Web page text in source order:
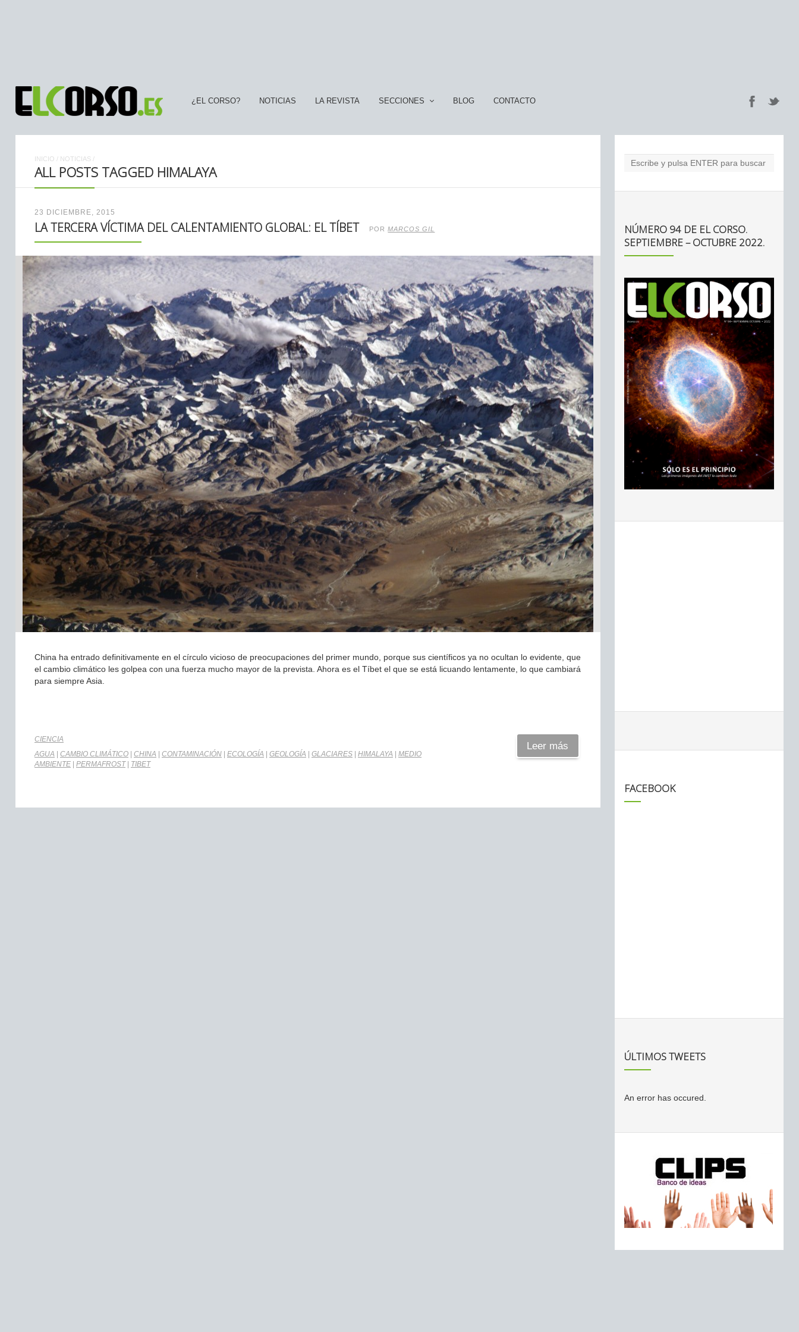
¿EL CORSO? NOTICIAS LA REVISTA SECCIONES BLOG CONTACTO
INICIO / NOTICIAS /
ALL POSTS TAGGED HIMALAYA
23 DICIEMBRE, 2015
LA TERCERA VÍCTIMA DEL CALENTAMIENTO GLOBAL: EL TÍBET PORMARCOS GIL
China ha entrado definitivamente en el círculo vicioso de preocupaciones del primer mundo, porque sus científicos ya no ocultan lo evidente, que
el cambio climático les golpea con una fuerza mucho mayor de la prevista. Ahora es el Tíbet el que se está licuando lentamente, lo que cambiará
para siempre Asia.
CIENCIA
AGUA
CAMBIO CLIMÁTICO CHINA CONTAMINACIÓN ECOLOGÍA GEOLOGÍA GLACIARES HIMALAYA
MEDIO
AMBIENTE
PERMAFROST| TIBET
Leer más
NÚMERO 94 DE EL CORSO.
SEPTIEMBRE – OCTUBRE 2022.
FACEBOOK
ÚLTIMOS TWEETS
An error has occured.